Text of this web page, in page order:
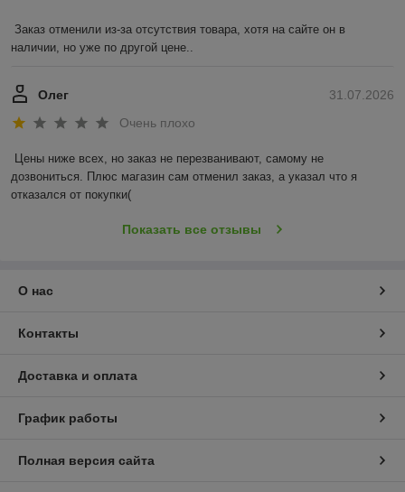
Заказ отменили из-за отсутствия товара, хотя на сайте он в
наличии, но уже по другой цене..
31.07.2026
Олег
Очень плохо
Цены ниже всех, но заказ не перезванивают, самому не
дозвониться. Плюс магазин сам отменил заказ, а указал что я
отказался от покупки(
Показать все отзывы
О нас
Контакты
Доставка и оплата
График работы
Полная версия сайта